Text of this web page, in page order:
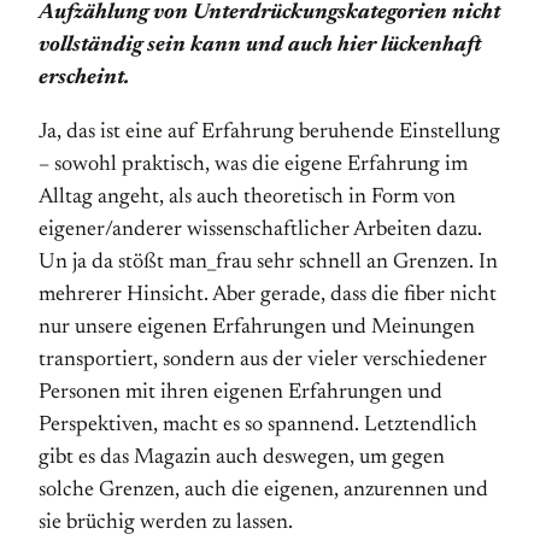
Aufzählung von Unterdrückungskategorien nicht
vollständig sein kann und auch hier lückenhaft
erscheint.
Ja, das ist eine auf Erfahrung beruhende Einstellung
– sowohl praktisch, was die eigene Erfahrung im
Alltag angeht, als auch theoretisch in Form von
eigener/anderer wissenschaftlicher Arbeiten dazu.
Un ja da stößt man_frau sehr schnell an Grenzen. In
mehrerer Hinsicht. Aber gerade, dass die fiber nicht
nur unsere eigenen Erfahrungen und Meinungen
transportiert, sondern aus der vieler verschiedener
Personen mit ihren eigenen Erfahrungen und
Perspektiven, macht es so spannend. Letztendlich
gibt es das Magazin auch deswegen, um gegen
solche Grenzen, auch die eigenen, anzurennen und
sie brüchig werden zu lassen.